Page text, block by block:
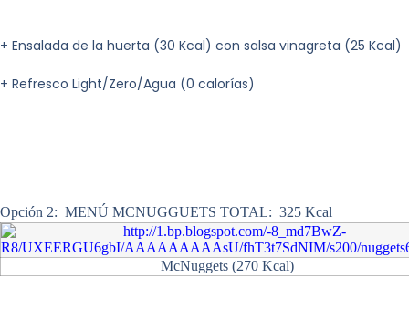
+ Ensalada de la huerta (30 Kcal) con salsa vinagreta (25 Kcal)
+ Refresco Light/Zero/Agua (0 calorías)
Opción 2: MENÚ MCNUGGUETS TOTAL: 325 Kcal
McNuggets (270 Kcal)